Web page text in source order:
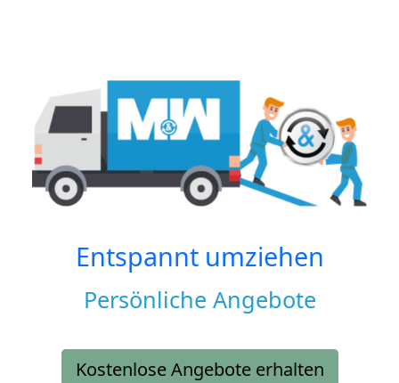
Entspannt umziehen
Persönliche Angebote
Kostenlose Angebote erhalten